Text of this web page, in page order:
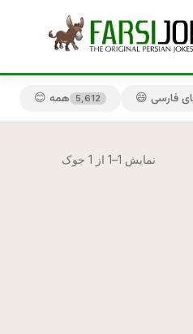
😊 همه 5,612 فارسی
نمایش 1–1 از 1 جوک